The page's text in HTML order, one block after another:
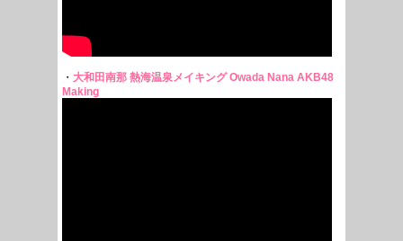
・ 大和田南那 熱海温泉メイキング Owada Nana AKB48
Making